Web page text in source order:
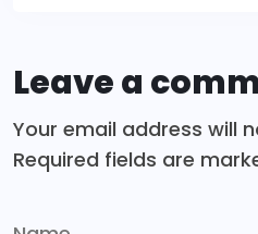
Leave a
Your email address will
Required fields are